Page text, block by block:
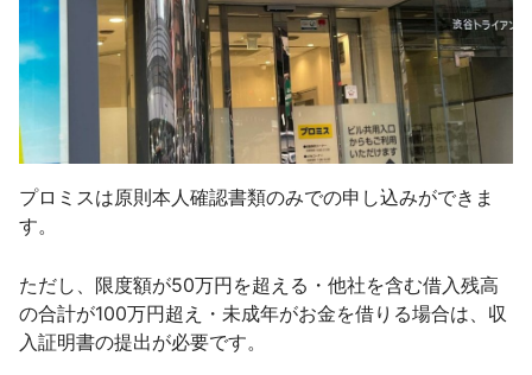
プロミスは原則本人確認書類のみでの申し込みができま
す。
ただし、限度額が50万円を超える・他社を含む借入残高
の合計が100万円超え・未成年がお金を借りる場合は、収
入証明書の提出が必要です。